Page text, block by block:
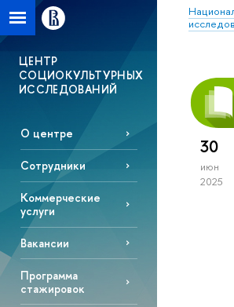
ЦЕНТР
СОЦИОКУЛЬТУРНЫХ
ИССЛЕДОВАНИЙ
О центре
Сотрудники
Коммерческие
услуги
Вакансии
Программа
стажировок
30
июн
2025